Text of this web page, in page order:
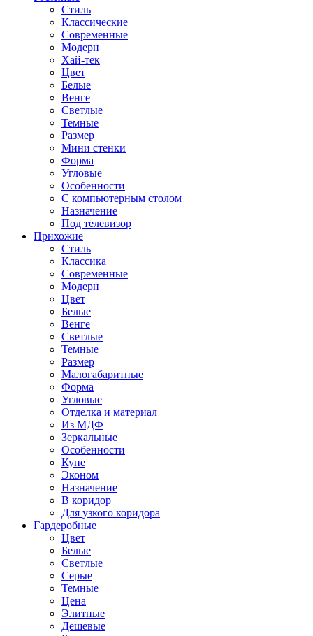
Стиль
Классические
Современные
Модерн
Хай-тек
Цвет
Белые
Венге
Светлые
Темные
Размер
Мини стенки
Форма
Угловые
Особенности
С компьютерным столом
Назначение
Под телевизор
Прихожие
Стиль
Классика
Современные
Модерн
Цвет
Белые
Венге
Светлые
Темные
Размер
Малогабаритные
Форма
Угловые
Отделка и материал
Из МДФ
Зеркальные
Особенности
Купе
Эконом
Назначение
В коридор
Для узкого коридора
Гардеробные
Цвет
Белые
Светлые
Серые
Темные
Цена
Элитные
Дешевые